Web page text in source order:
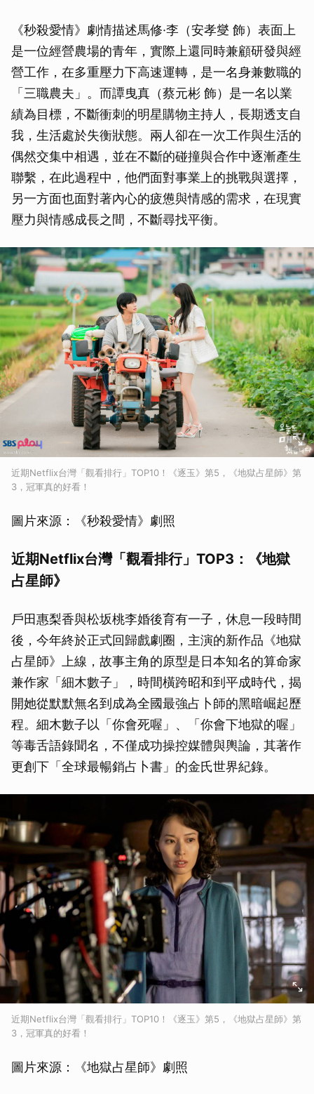
《秒殺愛情》劇情描述馬修·李（安孝燮 飾）表面上
是一位經營農場的青年，實際上還同時兼顧研發與經
營工作，在多重壓力下高速運轉，是一名身兼數職的
「三職農夫」。而譚曳真（蔡元彬 飾）是一名以業
績為目標，不斷衝刺的明星購物主持人，長期透支自
我，生活處於失衡狀態。兩人卻在一次工作與生活的
偶然交集中相遇，並在不斷的碰撞與合作中逐漸產生
聯繫，在此過程中，他們面對事業上的挑戰與選擇，
另一方面也面對著內心的疲憊與情感的需求，在現實
壓力與情感成長之間，不斷尋找平衡。
近期Netflix台灣「觀看排行」TOP10！《逐玉》第5，《地獄占星師》第
3，冠軍真的好看！
圖片來源：《秒殺愛情》劇照
近期Netflix台灣「觀看排行」TOP3：《地獄
占星師》
戶田惠梨香與松坂桃李婚後育有一子，休息一段時間
後，今年終於正式回歸戲劇圈，主演的新作品《地獄
占星師》上線，故事主角的原型是日本知名的算命家
兼作家「細木數子」，時間橫跨昭和到平成時代，揭
開她從默默無名到成為全國最強占卜師的黑暗崛起歷
程。細木數子以「你會死喔」、「你會下地獄的喔」
等毒舌語錄聞名，不僅成功操控媒體與輿論，其著作
更創下「全球最暢銷占卜書」的金氏世界紀錄。
近期Netflix台灣「觀看排行」TOP10！《逐玉》第5，《地獄占星師》第
3，冠軍真的好看！
圖片來源：《地獄占星師》劇照